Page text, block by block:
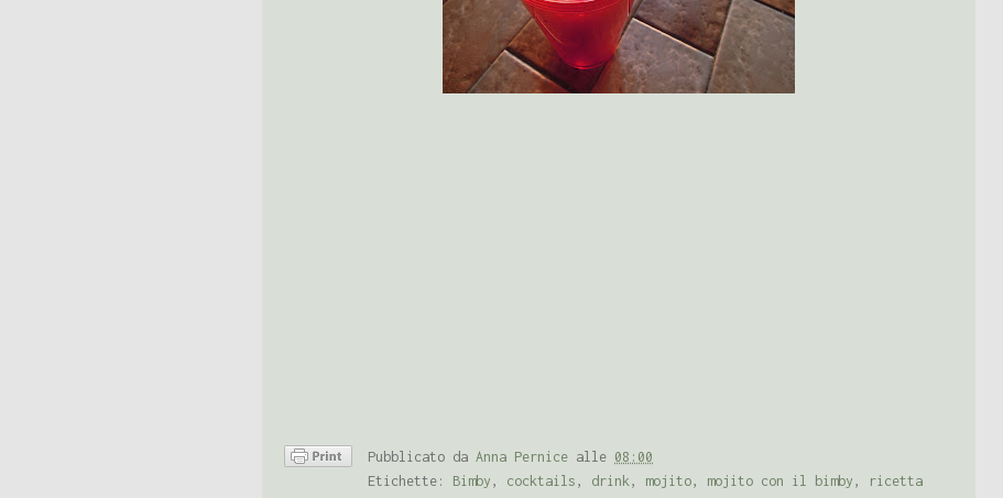
Pubblicato daAnna Pernice alle 08:00
Etichette: Bimby , cocktails , drink, mojito, mojito con il bimby , ricetta